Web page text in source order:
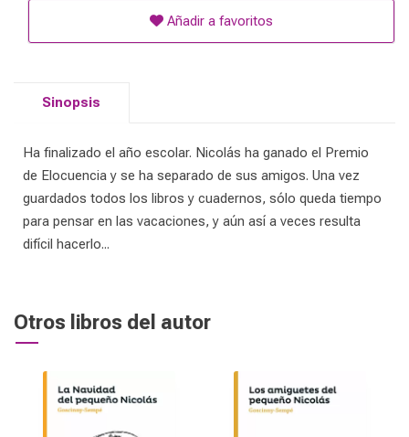
Añadir a favoritos
Sinopsis
Ha finalizado el año escolar. Nicolás ha ganado el Premio
de Elocuencia y se ha separado de sus amigos. Una vez
guardados todos los libros y cuadernos, sólo queda tiempo
para pensar en las vacaciones, y aún así a veces resulta
difícil hacerlo...
Otros libros del autor